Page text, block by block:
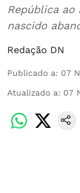
República
nascido
Redação DN
Publicado a: 07
Atualizado a: 07